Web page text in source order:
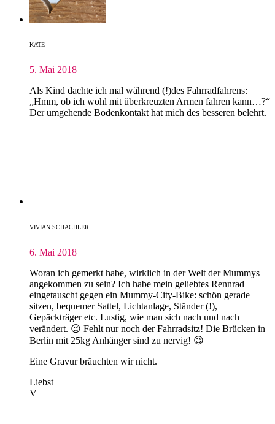
KATE
5. Mai 2018
Als Kind dachte ich mal während (!)des Fahrradfahrens:
„Hmm, ob ich wohl mit überkreuzten Armen fahren kann…?“
Der umgehende Bodenkontakt hat mich des besseren belehrt.
VIVIAN SCHACHLER
6. Mai 2018
Woran ich gemerkt habe, wirklich in der Welt der Mummys
angekommen zu sein? Ich habe mein geliebtes Rennrad
eingetauscht gegen ein Mummy-City-Bike: schön gerade
sitzen, bequemer Sattel, Lichtanlage, Ständer (!),
Gepäckträger etc. Lustig, wie man sich nach und nach
verändert. 😉 Fehlt nur noch der Fahrradsitz! Die Brücken in
Berlin mit 25kg Anhänger sind zu nervig! 😉
Eine Gravur bräuchten wir nicht.
Liebst
V